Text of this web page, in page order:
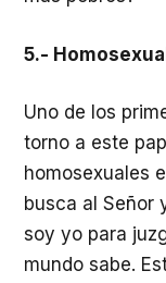
5.-
Uno de los
torno a este
homosexuales
busca al Señor
soy yo para
mundo sabe.